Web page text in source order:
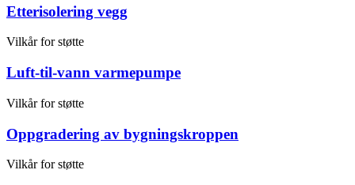
Etterisolering vegg
Vilkår for støtte
Luft-til-vann varmepumpe
Vilkår for støtte
Oppgradering av bygningskroppen
Vilkår for støtte